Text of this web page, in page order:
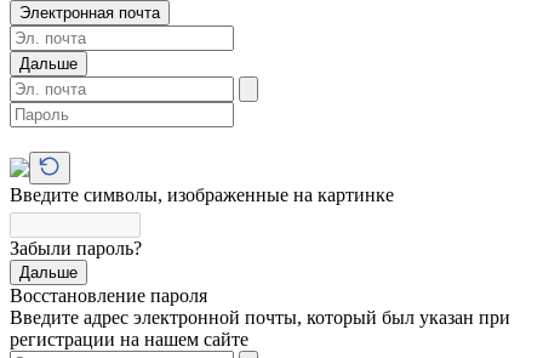
Электронная почта
Дальше
Введите символы, изображенные на картинке
Забыли пароль?
Дальше
Восстановление пароля
Введите адрес электронной почты, который был указан при
регистрации на нашем сайте